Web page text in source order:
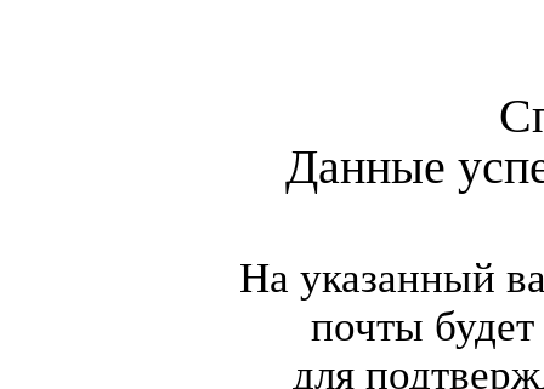
Данные
На указанный
почты
для